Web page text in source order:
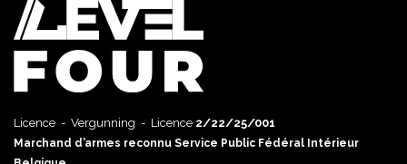
Licence - Vergunning - Licence 2/22/25/001
Marchand d’armes reconnu Service Public Fédéral Intérieur